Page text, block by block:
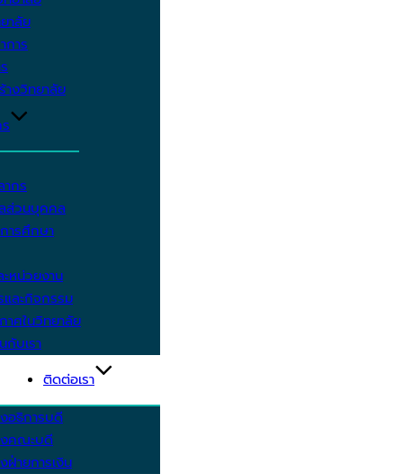
าลัย
การ
างวิทยาลัย
กร
ส่วนบุคคล
ารศึกษา
หน่วยงาน
และกิจกรรม
าศในวิทยาลัย
กับเรา
ติดต่อเรา
อธิการบดี
คณะบดี
ฝ่ายการเงิน